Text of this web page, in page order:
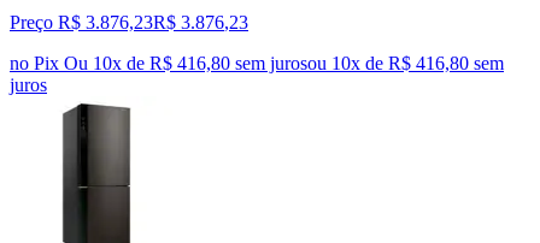
Preço R$ 3.876,23R$ 3.876,23
no Pix Ou 10x de R$ 416,80 sem jurosou 10x de R$ 416,80 sem
juros